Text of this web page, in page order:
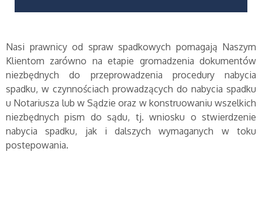
Nasi prawnicy od spraw spadkowych pomagają Naszym
Klientom zarówno na etapie gromadzenia dokumentów
niezbędnych do przeprowadzenia procedury nabycia
spadku, w czynnościach prowadzących do nabycia spadku
u Notariusza lub w Sądzie oraz w konstruowaniu wszelkich
niezbędnych pism do sądu, tj. wniosku o stwierdzenie
nabycia spadku, jak i dalszych wymaganych w toku
postepowania.